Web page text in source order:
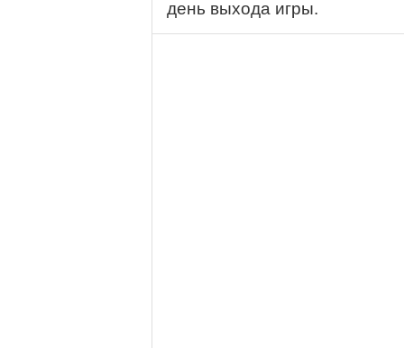
день выхода игры.